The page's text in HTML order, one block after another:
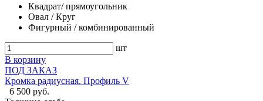
Квадрат/ прямоугольник
Овал / Круг
Фигурный / комбинированный
шт
В корзину
ПОД ЗАКАЗ
Кромка радиусная. Профиль V
6 500 руб.